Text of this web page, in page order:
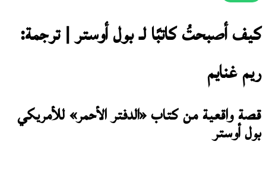
كيف أصبحتُ كاتبًا لـ بول أوستر | ترجمة:
ريم غنايم
قصة واقعية من كتاب «الدفتر الأحمر» للأمريكي
بول أوستر